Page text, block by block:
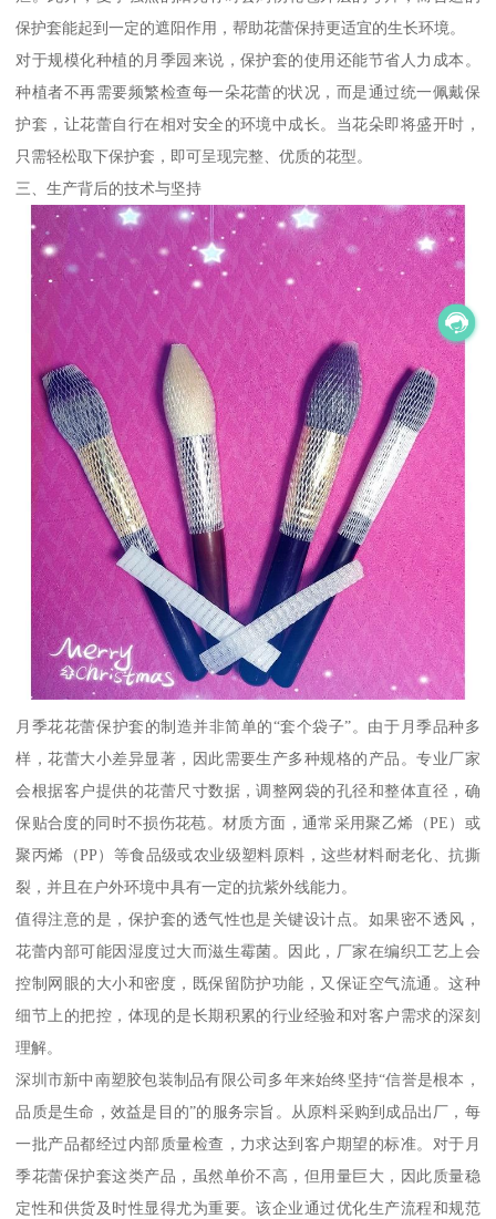
保护套能起到一定的遮阳作用，帮助花蕾保持更适宜的生长环境。
对于规模化种植的月季园来说，保护套的使用还能节省人力成本。
种植者不再需要频繁检查每一朵花蕾的状况，而是通过统一佩戴保
护套，让花蕾自行在相对安全的环境中成长。当花朵即将盛开时，
只需轻松取下保护套，即可呈现完整、优质的花型。
三、生产背后的技术与坚持
月季花花蕾保护套的制造并非简单的“套个袋子”。由于月季品种多
样，花蕾大小差异显著，因此需要生产多种规格的产品。专业厂家
会根据客户提供的花蕾尺寸数据，调整网袋的孔径和整体直径，确
保贴合度的同时不损伤花苞。材质方面，通常采用聚乙烯（PE）或
聚丙烯（PP）等食品级或农业级塑料原料，这些材料耐老化、抗撕
裂，并且在户外环境中具有一定的抗紫外线能力。
值得注意的是，保护套的透气性也是关键设计点。如果密不透风，
花蕾内部可能因湿度过大而滋生霉菌。因此，厂家在编织工艺上会
控制网眼的大小和密度，既保留防护功能，又保证空气流通。这种
细节上的把控，体现的是长期积累的行业经验和对客户需求的深刻
理解。
深圳市新中南塑胶包装制品有限公司多年来始终坚持“信誉是根本，
品质是生命，效益是目的”的服务宗旨。从原料采购到成品出厂，每
一批产品都经过内部质量检查，力求达到客户期望的标准。对于月
季花蕾保护套这类产品，虽然单价不高，但用量巨大，因此质量稳
定性和供货及时性显得尤为重要。该企业通过优化生产流程和规范